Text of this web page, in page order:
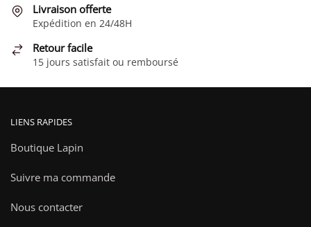
Livraison offerte
Expédition en 24/48H
Retour facile
15 jours satisfait ou remboursé
LIENS RAPIDES
Boutique Lapin
Suivre ma commande
Nous contacter